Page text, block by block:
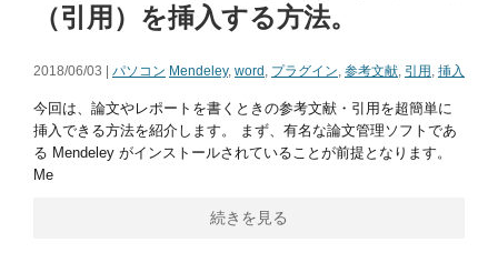
（引用）を挿入する方法。
2018/06/03 | パソコン Mendeley, word , プラグイン, 参考文献, 引用 , 挿入
今回は、論文やレポートを書くときの参考文献・引用を超簡単に
挿入できる方法を紹介します。 まず、有名な論文管理ソフトであ
る Mendeley がインストールされていることが前提となります。
Me
続きを見る